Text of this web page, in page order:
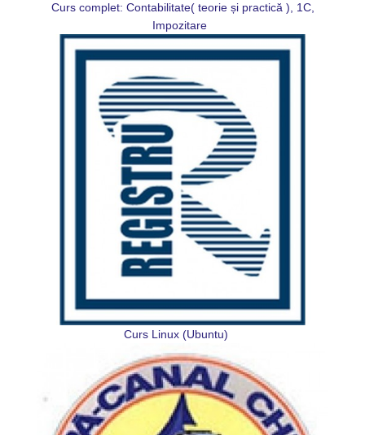
Curs complet: Contabilitate( teorie și practică ), 1C,
Impozitare
Curs Linux (Ubuntu)